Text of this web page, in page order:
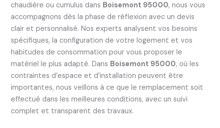
chaudière ou cumulus dans Boisemont 95000, nous vous
accompagnons dès la phase de réflexion avec un devis
clair et personnalisé. Nos experts analysent vos besoins
spécifiques, la configuration de votre logement et vos
habitudes de consommation pour vous proposer le
matériel le plus adapté. Dans Boisemont 95000, où les
contraintes d’espace et d’installation peuvent être
importantes, nous veillons à ce que le remplacement soit
effectué dans les meilleures conditions, avec un suivi
complet et transparent des travaux.